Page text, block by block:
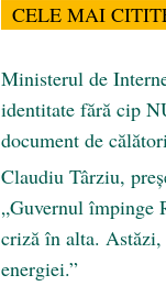
CELE MAI
Ministerul de
identitate fără cip
document de
Claudiu Târziu,
„Guvernul împinge
criză în alta.
energiei.”